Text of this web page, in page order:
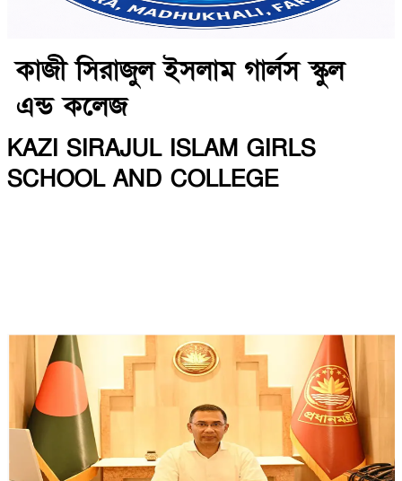
কাজী সিরাজুল ইসলাম গার্লস স্কুল
এন্ড কলেজ
KAZI SIRAJUL ISLAM GIRLS
SCHOOL AND COLLEGE